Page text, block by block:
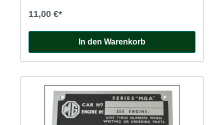
11,00 €*
In den Warenkorb